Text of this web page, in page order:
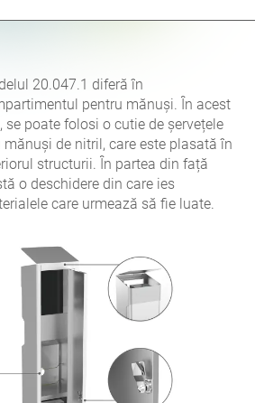
20.047.1 diferă în
pentru mănuși. În acest
se poate folosi o cutie de șervețele
mănuși de nitril, care este plasată în
structurii. În partea din față
o deschidere din care ies
care urmează să fie luate.